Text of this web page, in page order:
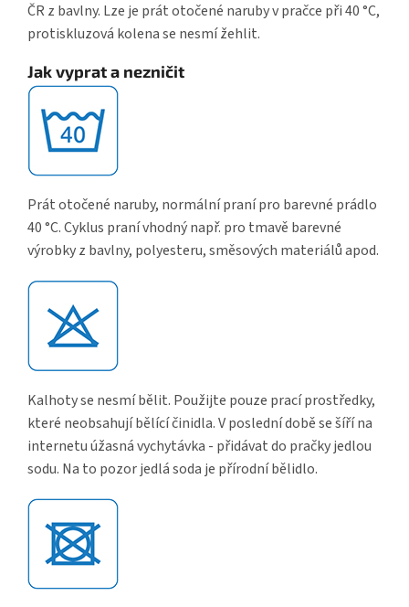
ČR z bavlny. Lze je prát otočené naruby v pračce při 40 °C,
protiskluzová kolena se nesmí žehlit.
Jak vyprat a nezničit
Prát otočené naruby, normální praní pro barevné prádlo
40 °C. Cyklus praní vhodný např. pro tmavě barevné
výrobky z bavlny, polyesteru, směsových materiálů apod.
Kalhoty se nesmí bělit. Použijte pouze prací prostředky,
které neobsahují bělící činidla. V poslední době se šíří na
internetu úžasná vychytávka - přidávat do pračky jedlou
sodu. Na to pozor jedlá soda je přírodní bělidlo.